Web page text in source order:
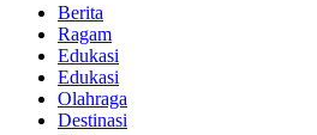
Berita
Ragam
Edukasi
Edukasi
Olahraga
Destinasi